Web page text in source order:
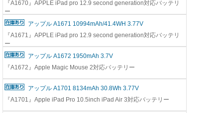
『A1670』APPLE iPad pro 12.9 second generation対応バッテリ
ー
アップル A1671 10994mAh/41.4WH 3.77V
『A1671』APPLE iPad pro 12.9 second generation対応バッテリ
ー
アップル A1672 1950mAh 3.7V
『A1672』Apple Magic Mouse 2対応バッテリー
アップル A1701 8134mAh 30.8Wh 3.77V
『A1701』Apple iPad Pro 10.5inch iPad Air 3対応バッテリー